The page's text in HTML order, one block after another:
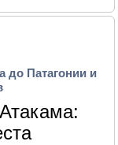
до Патагонии и